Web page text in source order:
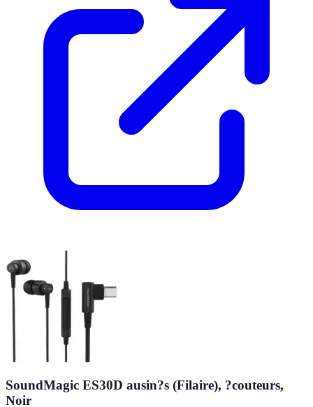
SoundMagic ES30D ausin?s (Filaire), ?couteurs,
Noir